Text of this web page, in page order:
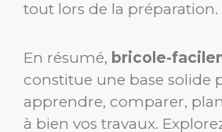
tout lors de la préparation.
En résumé, bricole-
constitue une base solide
apprendre, comparer,
à bien vos travaux.